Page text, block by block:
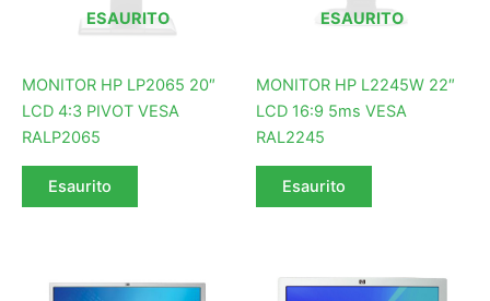
ESAURITO
MONITOR HP LP2065 20″
LCD 4:3 PIVOT VESA
RALP2065
Esaurito
ESAURITO
MONITOR HP L2245W 22″
LCD 16:9 5ms VESA
RAL2245
Esaurito